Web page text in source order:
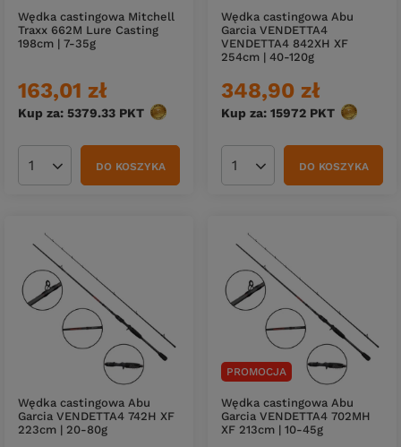
Wędka castingowa Mitchell
Traxx 662M Lure Casting
198cm | 7-35g
163,01 zł
Kup za: 5379.33 PKT punktów
Ilość produktówDO KOSZYKA
Wędka castingowa Abu
Garcia VENDETTA4
VENDETTA4 842XH XF
254cm | 40-120g
348,90 zł
Kup za: 15972 PKT punktów
Ilość produktówDO KOSZYKA
Wędka castingowa Abu
Garcia VENDETTA4 742H XF
223cm | 20-80g
PROMOCJA
Wędka castingowa Abu
Garcia VENDETTA4 702MH
XF 213cm | 10-45g